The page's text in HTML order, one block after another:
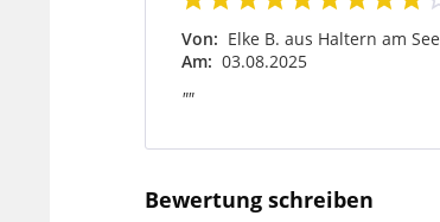
Von: Elke B. aus Haltern am See
Am: 03.08.2025
""
Bewertung schreiben